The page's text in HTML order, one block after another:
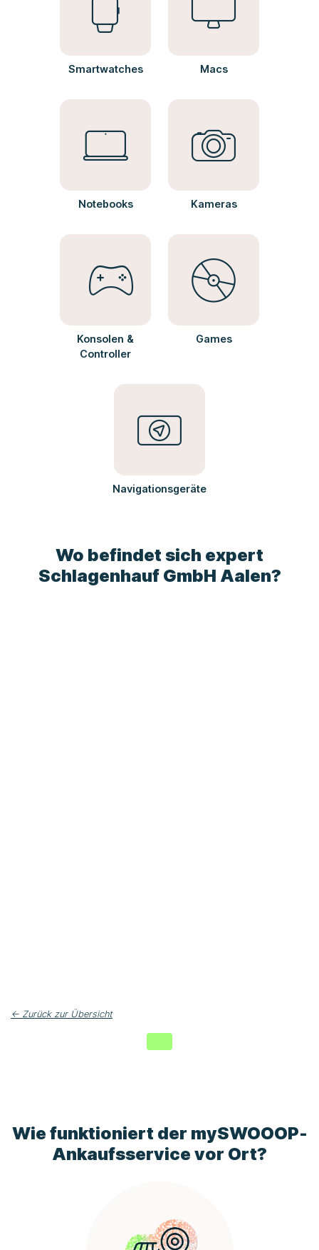
Smartwatches Macs
Notebooks Kameras
Konsolen &
Controller
Games
Navigationsgeräte
Wo befindet sich expert
Schlagenhauf GmbH Aalen?
← Zurück zur Übersicht
Wie funktioniert der mySWOOOP-
Ankaufsservice vor Ort?